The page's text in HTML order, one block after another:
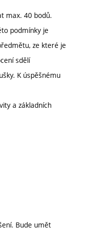
max. 40 bodů.
podmínky je
ze které je
sdělí
K úspěšnému
a základních
Bude umět